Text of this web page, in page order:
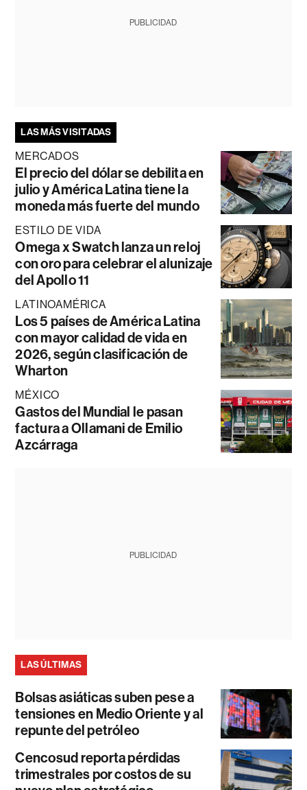
PUBLICIDAD
LAS MÁS VISITADAS
MERCADOS
El precio del dólar se debilita en
julio y América Latina tiene la
moneda más fuerte del mundo
ESTILO DE VIDA
Omega x Swatch lanza un reloj
con oro para celebrar el alunizaje
del Apollo 11
LATINOAMÉRICA
Los 5 países de América Latina
con mayor calidad de vida en
2026, según clasificación de
Wharton
MÉXICO
Gastos del Mundial le pasan
factura a Ollamani de Emilio
Azcárraga
PUBLICIDAD
LAS ÚLTIMAS
Bolsas asiáticas suben pese a
tensiones en Medio Oriente y al
repunte del petróleo
Cencosud reporta pérdidas
trimestrales por costos de su